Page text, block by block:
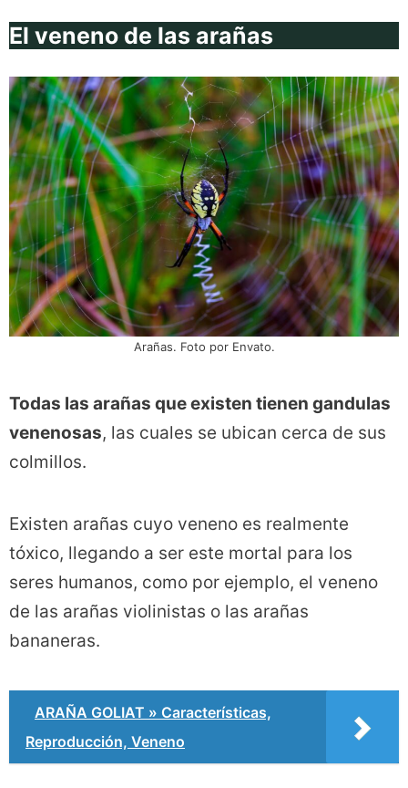
El veneno de las arañas
Arañas. Foto por Envato.
Todas las arañas que existen tienen gandulas
venenosas, las cuales se ubican cerca de sus
colmillos.
Existen arañas cuyo veneno es realmente
tóxico, llegando a ser este mortal para los
seres humanos, como por ejemplo, el veneno
de las arañas violinistas o las arañas
bananeras.
ARAÑA GOLIAT » Características,
Reproducción, Veneno